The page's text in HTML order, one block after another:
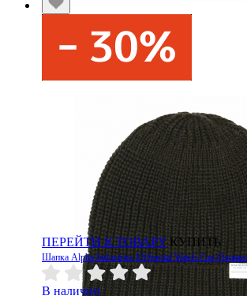
ПЕРЕЙТИ К ТОВАРУ КУПИТЬ
Шапка Alpha Industries ESSential Watch Cap
В наличии